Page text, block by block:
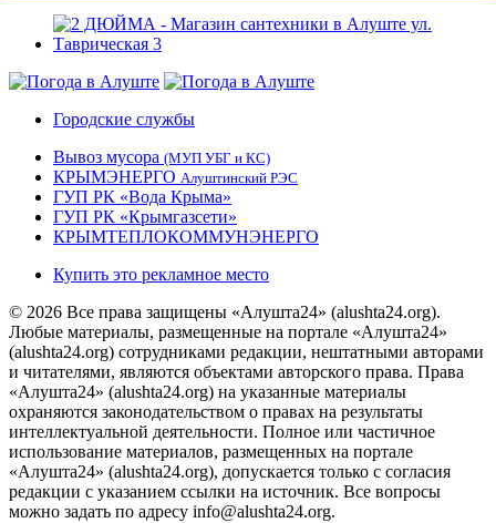
Городские службы
Вывоз мусора (МУП УБГ и КС)
КРЫМЭНЕРГО Алуштинский РЭС
ГУП РК «Вода Крыма»
ГУП РК «Крымгазсети»
КРЫМТЕПЛОКОММУНЭНЕРГО
Купить это рекламное место
© 2026 Все права защищены «Алушта24» (alushta24.org).
Любые материалы, размещенные на портале «Алушта24»
(alushta24.org) сотрудниками редакции, нештатными авторами
и читателями, являются объектами авторского права. Права
«Алушта24» (alushta24.org) на указанные материалы
охраняются законодательством о правах на результаты
интеллектуальной деятельности. Полное или частичное
использование материалов, размещенных на портале
«Алушта24» (alushta24.org), допускается только с согласия
редакции с указанием ссылки на источник. Все вопросы
можно задать по адресу info@alushta24.org.